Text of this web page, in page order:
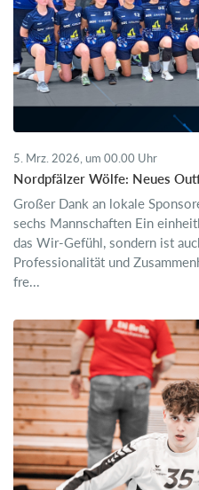
5. Mrz. 2026, um 00.00 Uhr
Nordpfälzer Wölfe: Neues
Großer Dank an lokale
sechs Mannschaften Ein
das Wir-Gefühl, sondern ist
Professionalität und
fre...